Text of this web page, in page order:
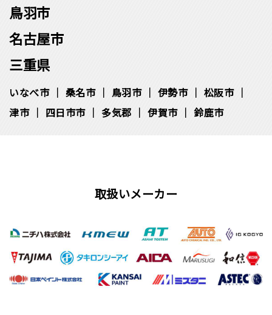
鳥羽市
名古屋市
三重県
いなべ市 桑名市 鳥羽市 伊勢市
松阪市
津市
四日市市 多気郡 伊賀市 鈴鹿市
取扱いメーカー